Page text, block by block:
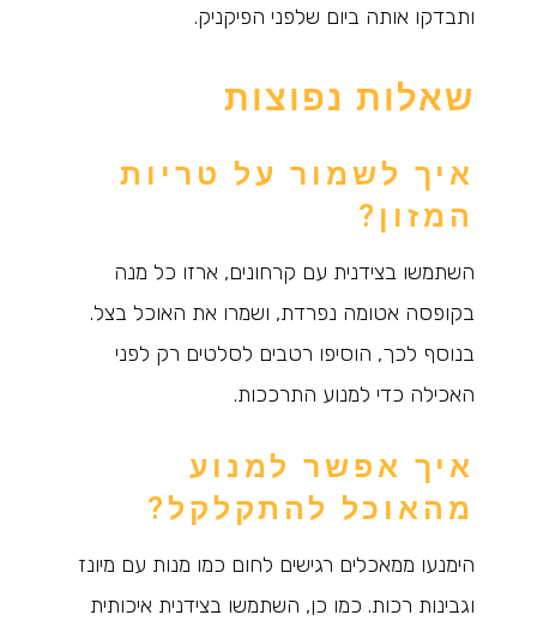
ותבדקו אותה ביום שלפני הפיקניק.
שאלות נפוצות
איך לשמור על טריות
המזון?
השתמשו בצידנית עם קרחונים, ארזו כל מנה
בקופסה אטומה נפרדת, ושמרו את האוכל בצל.
בנוסף לכך, הוסיפו רטבים לסלטים רק לפני
האכילה כדי למנוע התרככות.
איך אפשר למנוע
מהאוכל להתקלקל?
הימנעו ממאכלים רגישים לחום כמו מנות עם מיונז
וגבינות רכות. כמו כן, השתמשו בצידנית איכותית